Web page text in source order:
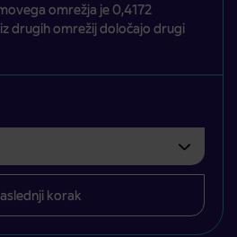
omrežja je 0,4172
drugih omrežij določajo drugi
korak